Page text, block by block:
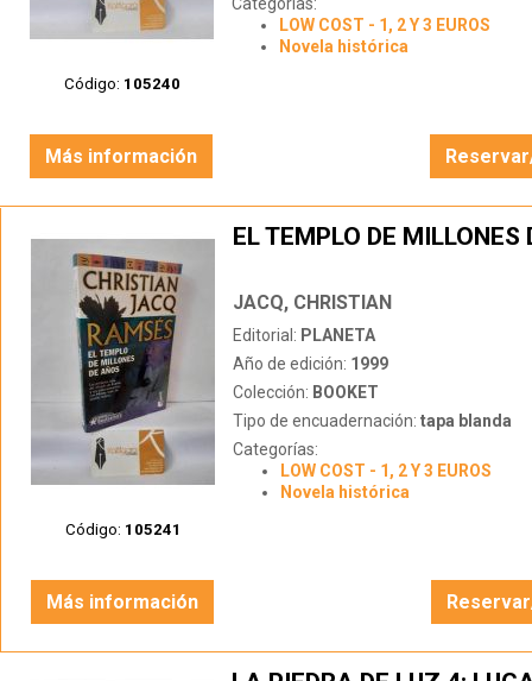
Código: 105240
Categorías:
LOW COST - 1, 2 Y 3 EUROS
Novela histórica
Más información
Código: 105241
EL TEMPLO DE MILLONES
JACQ, CHRISTIAN
Editorial: PLANETA
Año de edición: 1999
Colección: BOOKET
Tipo de encuadernación: tapa blanda
Categorías:
LOW COST - 1, 2 Y 3 EUROS
Novela histórica
Más información